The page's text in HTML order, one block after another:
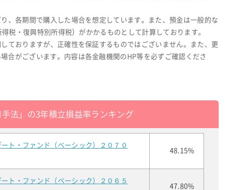
、各期間で購入した場合を想定しています。また、預金は一般的な
税・復興特別所得税）がかかるものとして計算しております。
ておりますが、正確性を保証するものではございません。また、更
合がございます。内容は各金融機関のHP等を必ずご確認くださ
法」の3年積立損益率ランキング
ト・ファンド（ベーシック）２０７０
48.15%
ト・ファンド（ベーシック）２０６５
47.80%